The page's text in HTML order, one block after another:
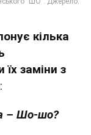
кілька
заміни з
– Шо-шо?